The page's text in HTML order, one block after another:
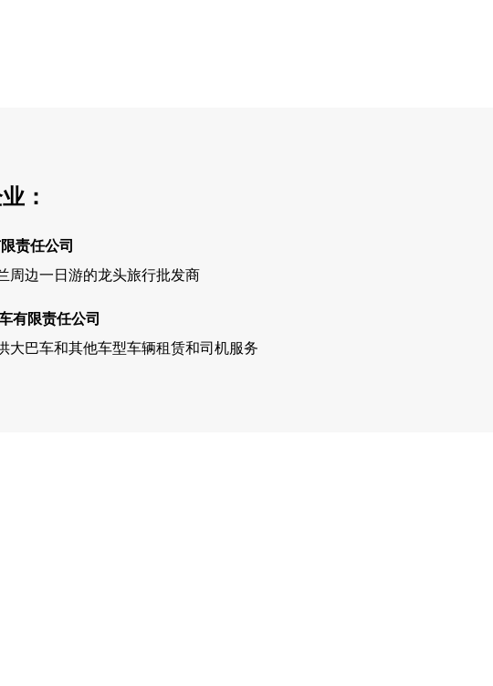
：
责任公司
周边一日游的龙头旅行批发商
限责任公司
大巴车和其他车型车辆租赁和司机服务